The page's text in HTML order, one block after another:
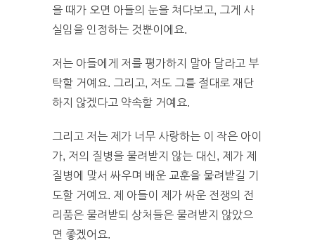
을 때가 오면 아들의 눈을 쳐다보고, 그게 사
실임을 인정하는 것뿐이에요.
저는 아들에게 저를 평가하지 말아 달라고 부
탁할 거예요. 그리고, 저도 그를 절대로 재단
하지 않겠다고 약속할 거예요.
그리고 저는 제가 너무 사랑하는 이 작은 아이
가, 저의 질병을 물려받지 않는 대신, 제가 제
질병에 맞서 싸우며 배운 교훈을 물려받길 기
도할 거예요. 제 아들이 제가 싸운 전쟁의 전
리품은 물려받되 상처들은 물려받지 않았으
면 좋겠어요.